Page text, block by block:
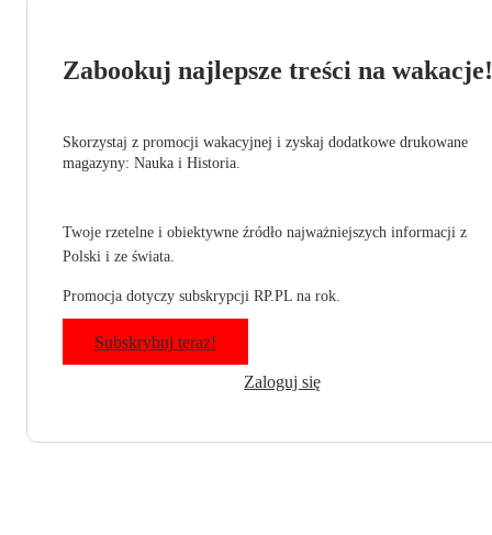
Zabookuj najlepsze treści na wakacje!
Skorzystaj z promocji wakacyjnej i zyskaj dodatkowe drukowane
magazyny: Nauka i Historia.
Twoje rzetelne i obiektywne źródło najważniejszych informacji z
Polski i ze świata.
Promocja dotyczy subskrypcji RP.PL na rok.
Subskrybuj teraz!
Zaloguj się